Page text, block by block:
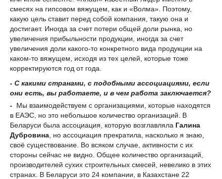
смесях на гипсовом вяжущем, как и «Волма». Поэтому,
какую цель ставит перед собой компания, такую она и
достигает. Иногда за счет потери общей доли рынка, но
увеличения прибыльности продукции, иногда за счет
увеличения доли какого-то конкретного вида продукции на
каком-то вяжущем, исходя из тех целей, которые тоже
корректируются год от года.
- С какими странами, с подобными ассоциациями, если
они есть, вы работаете, и в чем работа заключается?
- Мы взаимодействуем с организациями, которые находятся
в ЕАЭС, но это небольшое количество организаций. В
Беларуси была ассоциация, которую возглавляла Галина
Дубровина , но ассоциация прекратила, насколько я знаю,
своё существование. Во всяком случае, активности с их
стороны сейчас не видно. Общее количество организаций,
производителей сухих строительных смесей, невелико в этих
странах. В Беларуси это 24 компании, в Казахстане 22